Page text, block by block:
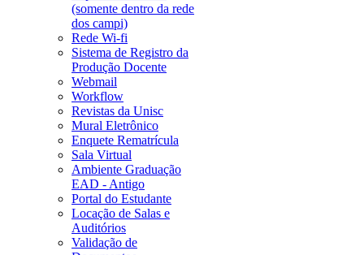
(somente dentro da rede
dos campi)
Rede Wi-fi
Sistema de Registro da
Produção Docente
Webmail
Workflow
Revistas da Unisc
Mural Eletrônico
Enquete Rematrícula
Sala Virtual
Ambiente Graduação
EAD - Antigo
Portal do Estudante
Locação de Salas e
Auditórios
Validação de